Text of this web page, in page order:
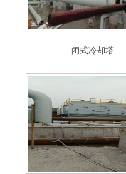
闭式冷却塔